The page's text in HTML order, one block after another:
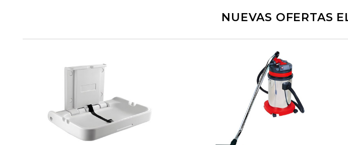
NUEVAS OFERTAS